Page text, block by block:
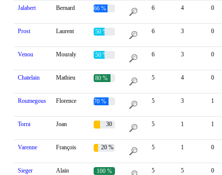
Jalabert Bernard 66 % 6 4 0
Prost Laurent 50 % 6 3 0
Venou Mouraly 50 % 6 3 0
Chatelain Mathieu 80 % 5 4 0
Roumegous Florence 70 % 5 3 1
Torra Joan
30
5 1 1
Varenne François 20 % 5 1 0
Sieger Alain 100 % 5 5 0